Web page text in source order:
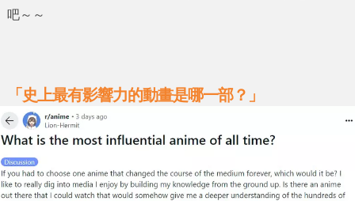
吧～～
「史上最有影響力的動畫是哪一部？」